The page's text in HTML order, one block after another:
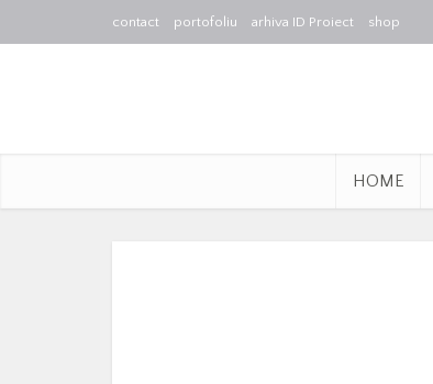
contact portofoliu arhiva ID Proiect shop
HOME